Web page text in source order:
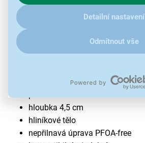
kliknětesem.
Detailní nastavení
Odmítnout vše
Pánev Lamart ORRO LT1236
hloubka 4,5 cm
hliníkové tělo
nepřilnavá úprava PFOA-free